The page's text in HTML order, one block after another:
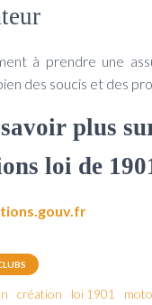
à prendre une
des soucis et des
plus
loi de
création loi 1901